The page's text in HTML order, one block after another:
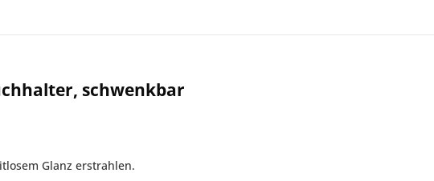
schwenkbar
Glanz erstrahlen.